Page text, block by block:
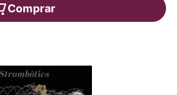
Comprar